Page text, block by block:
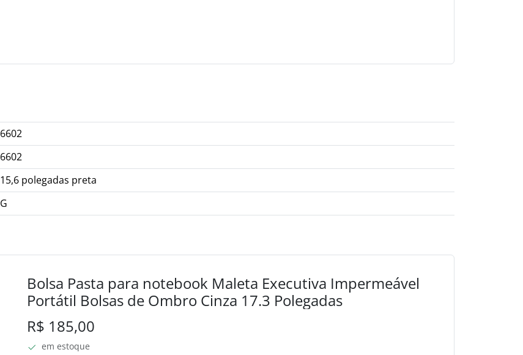
6602
6602
15,6 polegadas preta
G
Bolsa Pasta para notebook Maleta Executiva Impermeável
Portátil Bolsas de Ombro Cinza 17.3 Polegadas
R$ 185,00
em estoque